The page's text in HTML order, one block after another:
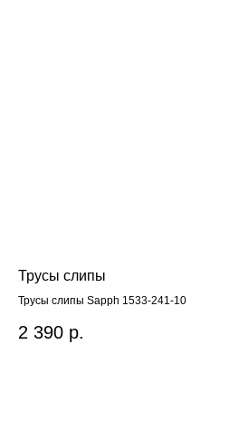
Трусы слипы
Трусы слипы Sapph 1533-241-10
2 390 р.